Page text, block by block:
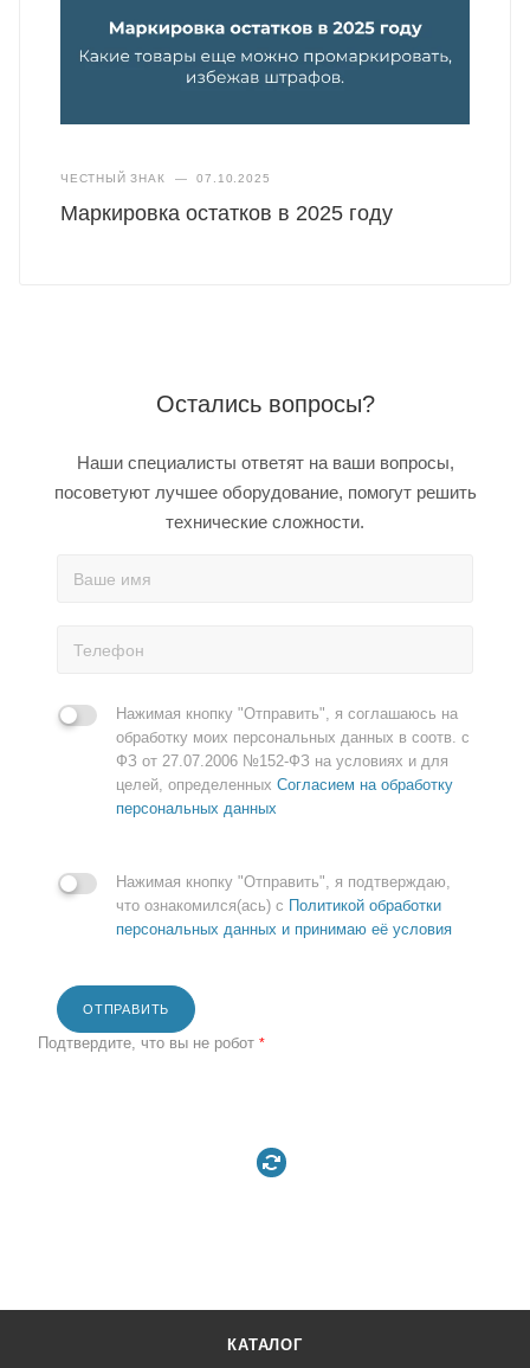
ЧЕСТНЫЙ ЗНАК — 07.10.2025
Маркировка остатков в 2025 году
Остались вопросы?
Наши специалисты ответят на ваши вопросы,
посоветуют лучшее оборудование, помогут решить
технические сложности.
Нажимая кнопку "Отправить", я соглашаюсь на
обработку моих персональных данных в соотв. с
ФЗ от 27.07.2006 №152-ФЗ на условиях и для
целей, определенных Согласием на обработку
персональных данных
Нажимая кнопку "Отправить", я подтверждаю,
что ознакомился(ась) с Политикой обработки
персональных данных и принимаю её условия
ОТПРАВИТЬ
Подтвердите, что вы не робот *
КАТАЛОГ